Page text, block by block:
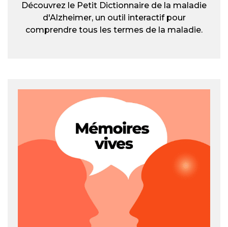
Découvrez le Petit Dictionnaire de la maladie
d'Alzheimer, un outil interactif pour
comprendre tous les termes de la maladie.